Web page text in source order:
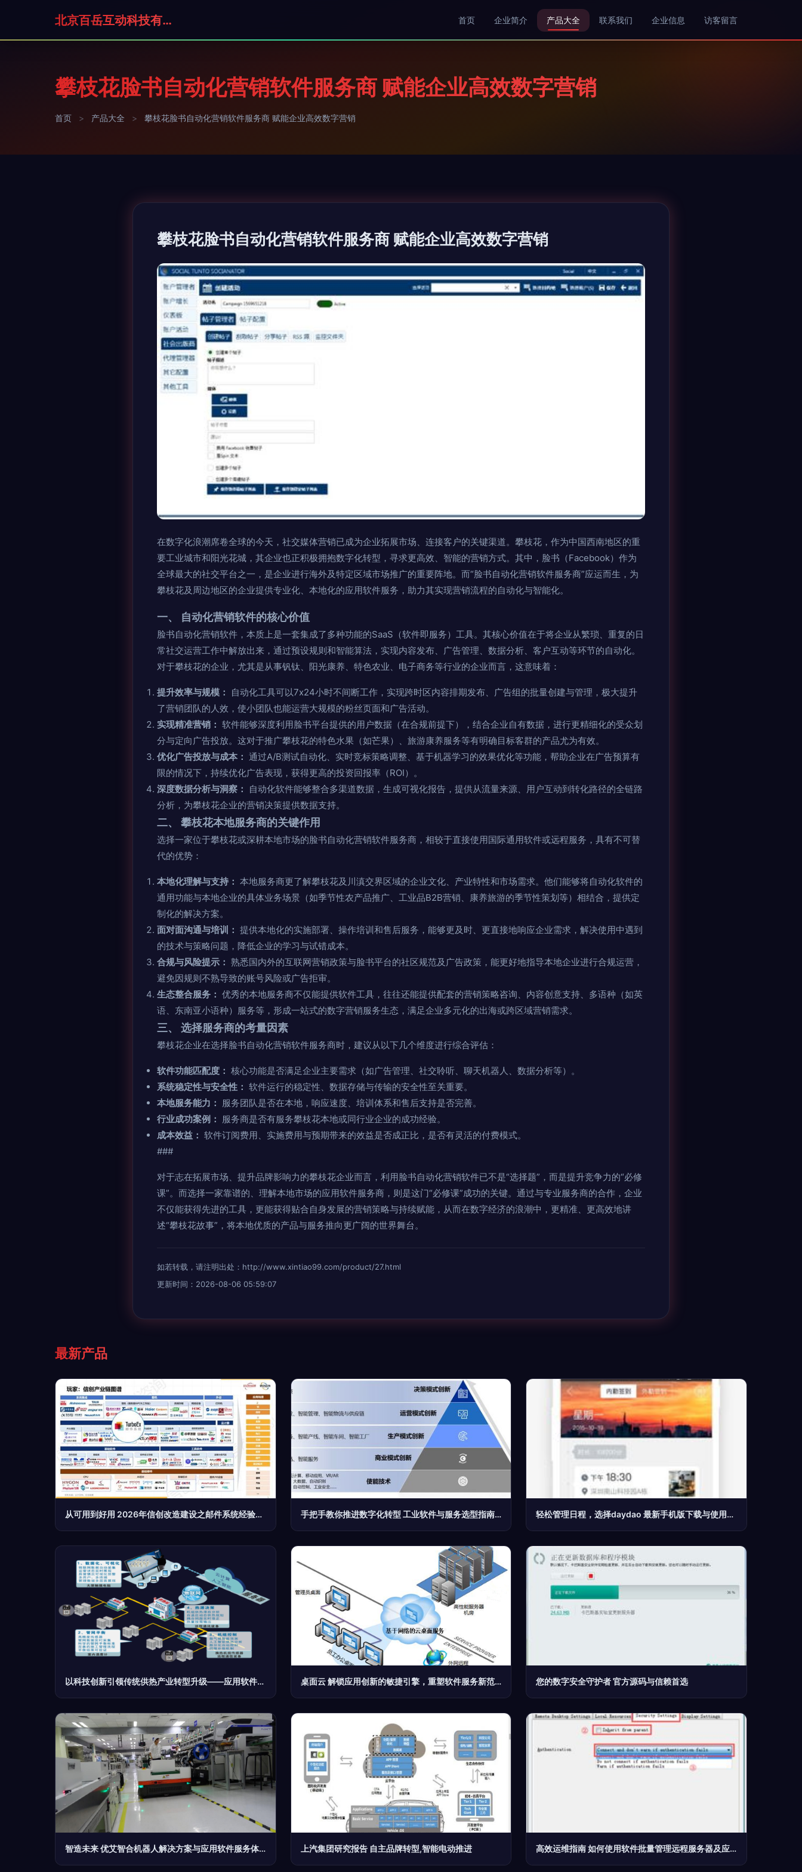
北京百岳互动科技有限公司 首页 企业简介 产品大全 联系我们 企业信息 访客留言
攀枝花脸书自动化营销软件服务商 赋能企业高效数字营销
首页 > 产品大全 > 攀枝花脸书自动化营销软件服务商 赋能企业高效数字营销
攀枝花脸书自动化营销软件服务商 赋能企业高效数字营销
在数字化浪潮席卷全球的今天，社交媒体营销已成为企业拓展市场、连接客户的关键渠道。攀枝花，作为中国西南地区的重
要工业城市和阳光花城，其企业也正积极拥抱数字化转型，寻求更高效、智能的营销方式。其中，脸书（Facebook）作为
全球最大的社交平台之一，是企业进行海外及特定区域市场推广的重要阵地。而“脸书自动化营销软件服务商”应运而生，为
攀枝花及周边地区的企业提供专业化、本地化的应用软件服务，助力其实现营销流程的自动化与智能化。
一、 自动化营销软件的核心价值
脸书自动化营销软件，本质上是一套集成了多种功能的SaaS（软件即服务）工具。其核心价值在于将企业从繁琐、重复的日
常社交运营工作中解放出来，通过预设规则和智能算法，实现内容发布、广告管理、数据分析、客户互动等环节的自动化。
对于攀枝花的企业，尤其是从事钒钛、阳光康养、特色农业、电子商务等行业的企业而言，这意味着：
提升效率与规模：
自动化工具可以7x24小时不间断工作，实现跨时区内容排期发布、广告组的批量创建与管理，极大提升
了营销团队的人效，使小团队也能运营大规模的粉丝页面和广告活动。
实现精准营销： 软件能够深度利用脸书平台提供的用户数据（在合规前提下），结合企业自有数据，进行更精细化的受众划
分与定向广告投放。这对于推广攀枝花的特色水果（如芒果）、旅游康养服务等有明确目标客群的产品尤为有效。
优化广告投放与成本： 通过A/B测试自动化、实时竞标策略调整、基于机器学习的效果优化等功能，帮助企业在广告预算有
限的情况下，持续优化广告表现，获得更高的投资回报率（ROI）。
深度数据分析与洞察：
自动化软件能够整合多渠道数据，生成可视化报告，提供从流量来源、用户互动到转化路径的全链路
分析，为攀枝花企业的营销决策提供数据支持。
二、 攀枝花本地服务商的关键作用
选择一家位于攀枝花或深耕本地市场的脸书自动化营销软件服务商，相较于直接使用国际通用软件或远程服务，具有不可替
代的优势：
本地化理解与支持： 本地服务商更了解攀枝花及川滇交界区域的企业文化、产业特性和市场需求。他们能够将自动化软件的
通用功能与本地企业的具体业务场景（如季节性农产品推广、工业品B2B营销、康养旅游的季节性策划等）相结合，提供定
制化的解决方案。
面对面沟通与培训： 提供本地化的实施部署、操作培训和售后服务，能够更及时、更直接地响应企业需求，解决使用中遇到
的技术与策略问题，降低企业的学习与试错成本。
合规与风险提示： 熟悉国内外的互联网营销政策与脸书平台的社区规范及广告政策，能更好地指导本地企业进行合规运营，
避免因规则不熟导致的账号风险或广告拒审。
生态整合服务： 优秀的本地服务商不仅能提供软件工具，往往还能提供配套的营销策略咨询、内容创意支持、多语种（如英
语、东南亚小语种）服务等，形成一站式的数字营销服务生态，满足企业多元化的出海或跨区域营销需求。
三、 选择服务商的考量因素
攀枝花企业在选择脸书自动化营销软件服务商时，建议从以下几个维度进行综合评估：
软件功能匹配度： 核心功能是否满足企业主要需求（如广告管理、社交聆听、聊天机器人、数据分析等）。
系统稳定性与安全性： 软件运行的稳定性、数据存储与传输的安全性至关重要。
本地服务能力：
服务团队是否在本地，响应速度、培训体系和售后支持是否完善。
行业成功案例：
服务商是否有服务攀枝花本地或同行业企业的成功经验。
成本效益： 软件订阅费用、实施费用与预期带来的效益是否成正比，是否有灵活的付费模式。
###
对于志在拓展市场、提升品牌影响力的攀枝花企业而言，利用脸书自动化营销软件已不是“选择题”，而是提升竞争力的“必修
课”。而选择一家靠谱的、理解本地市场的应用软件服务商，则是这门“必修课”成功的关键。通过与专业服务商的合作，企业
不仅能获得先进的工具，更能获得贴合自身发展的营销策略与持续赋能，从而在数字经济的浪潮中，更精准、更高效地讲
述“攀枝花故事”，将本地优质的产品与服务推向更广阔的世界舞台。
如若转载，请注明出处：http://www.xintiao99.com/product/27.html
更新时间：2026-08-06 05:59:07
最新产品
从可用到好用 2026年信创改造建设之邮件系统经验分享 手把手教你推进数字化转型 工业软件与服务选型指南免费送 轻松管理日程，选择daydao 最新手机版下载与使用体验
以科技创新引领传统供热产业转型升级——应用软件服务的深度赋能之路 桌面云 解锁应用创新的敏捷引擎，重塑软件服务新范式 您的数字安全守护者 官方源码与信赖首选
智造未来 优艾智合机器人解决方案与应用软件服务体系解析 上汽集团研究报告 自主品牌转型,智能电动推进 高效运维指南 如何使用软件批量管理远程服务器及应用服务